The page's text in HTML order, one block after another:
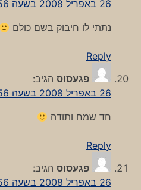
26 באפריל 2008 בשעה 9:56
נתתי לו חיבוק בשם כולם
Reply
פגעסוס הגיב:
26 באפריל 2008 בשעה 9:56
חד שמח ותודה
Reply
פגעסוס הגיב:
26 באפריל 2008 בשעה 9:56